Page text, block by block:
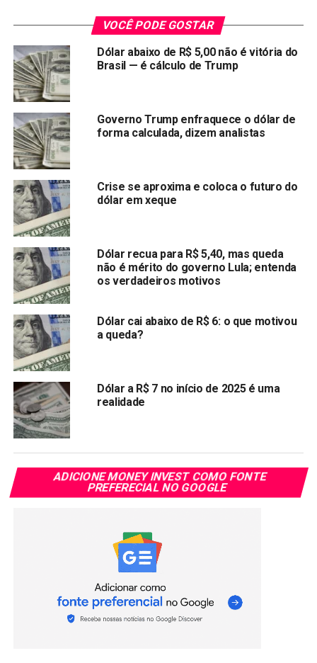
chair do Federal Reserve (Fed, banco central dos Estados
0,2% no fim da tarde, depois de subir 0,3% mais cedo.
Compartilhar:
Copy
Link
WhatsApp
Twitter
Facebook
Reddit
Email
TÓPICOS RELACIONADOS:
PRÓXIMA:
Governo deve anunciar prorrogação do auxílio nesta
semana, diz Guedes
NÃO PERCA:
Caixa paga 3ª parcela do auxílio emergencial para
nascidos em janeiro
VOCÊ PODE GOSTAR
Dólar abaixo de R$ 5,00 não é vitória do
Brasil — é cálculo de Trump
Governo Trump enfraquece o dólar de
forma calculada, dizem analistas
Crise se aproxima e coloca o futuro do
dólar em xeque
Dólar recua para R$ 5,40, mas queda
não é mérito do governo Lula; entenda
os verdadeiros motivos
Dólar cai abaixo de R$ 6: o que motivou
a queda?
Dólar a R$ 7 no início de 2025 é uma
realidade
ADICIONE MONEY INVEST COMO FONTE
PREFERECIAL NO GOOGLE